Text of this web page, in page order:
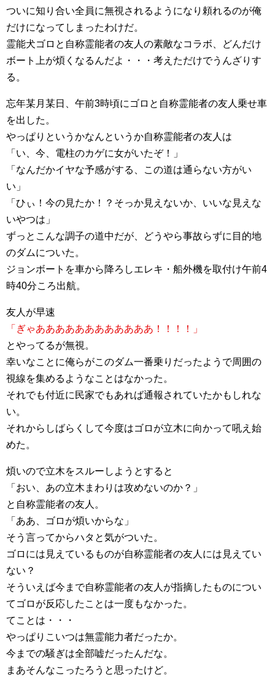
ついに知り合い全員に無視されるようになり頼れるのが俺
だけになってしまったわけだ。
霊能犬ゴロと自称霊能者の友人の素敵なコラボ、どんだけ
ボート上が煩くなるんだよ・・・考えただけでうんざりす
る。
忘年某月某日、午前3時頃にゴロと自称霊能者の友人乗せ車
を出した。
やっぱりというかなんというか自称霊能者の友人は
「い、今、電柱のカゲに女がいたぞ！」
「なんだかイヤな予感がする、この道は通らない方がい
い」
「ひぃ！今の見たか！？そっか見えないか、いいな見えな
いやつは」
ずっとこんな調子の道中だが、どうやら事故らずに目的地
のダムについた。
ジョンボートを車から降ろしエレキ・船外機を取付け午前4
時40分ころ出航。
友人が早速
「ぎゃああああああああああああ！！！！」
とやってるが無視。
幸いなことに俺らがこのダム一番乗りだったようで周囲の
視線を集めるようなことはなかった。
それでも付近に民家でもあれば通報されていたかもしれな
い。
それからしばらくして今度はゴロが立木に向かって吼え始
めた。
煩いので立木をスルーしようとすると
「おい、あの立木まわりは攻めないのか？」
と自称霊能者の友人。
「ああ、ゴロが煩いからな」
そう言ってからハタと気がついた。
ゴロには見えているものが自称霊能者の友人には見えてい
ない？
そういえば今まで自称霊能者の友人が指摘したものについ
てゴロが反応したことは一度もなかった。
てことは・・・
やっぱりこいつは無霊能力者だったか。
今までの騒ぎは全部嘘だったんだな。
まあそんなこったろうと思ったけど。